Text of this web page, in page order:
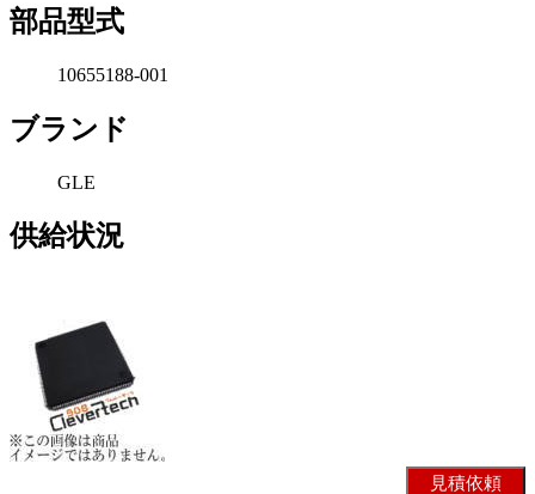
部品型式
10655188-001
ブランド
GLE
供給状況